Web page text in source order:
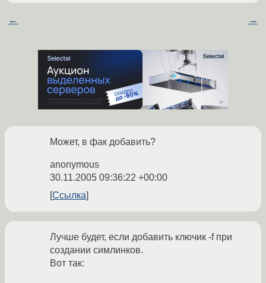
← →
Может, в фак добавить?
anonymous
30.11.2005 09:36:22 +00:00
Ссылка
Лучше будет, если добавить ключик -f при
создании симлинков.
Вот так: